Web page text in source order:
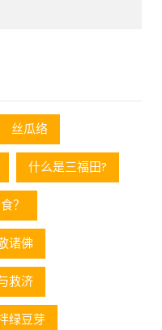
丝瓜络
什么是三福田?
？
诸佛
救济
绿豆芽